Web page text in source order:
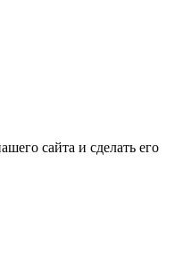
сайта и сделать его